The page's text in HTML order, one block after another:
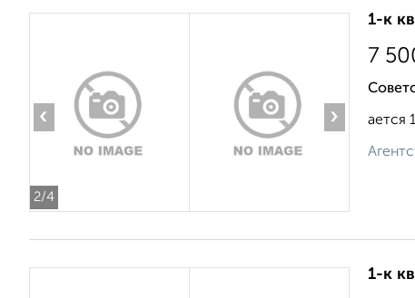
2/4
‹ ›
1-к
7
ается
1-к